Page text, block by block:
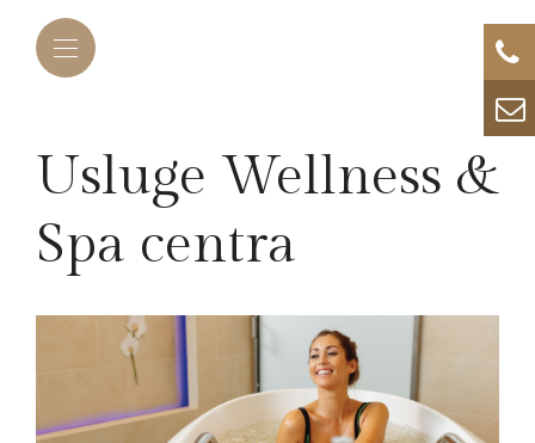
Usluge Wellness &
Spa centra